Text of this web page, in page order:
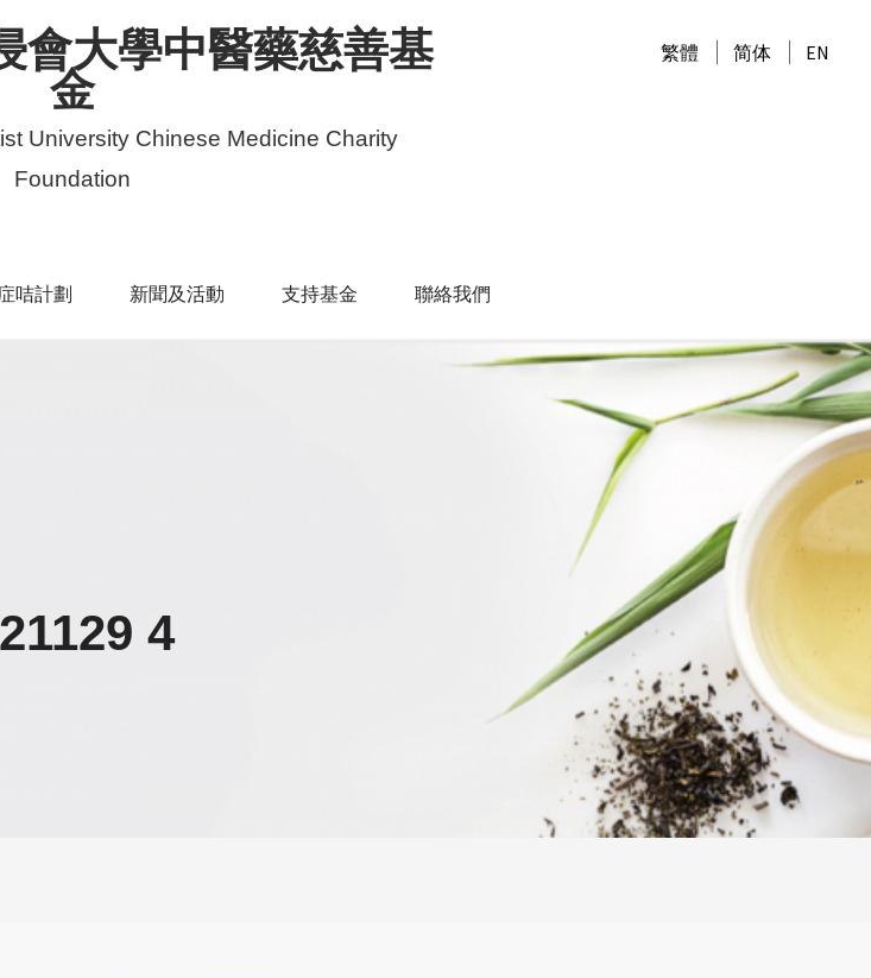
會大學中醫藥慈善基
金
University Chinese Medicine Charity
Foundation
繁體 简体 EN
咭計劃 新聞及活動 支持基金 聯絡我們
4